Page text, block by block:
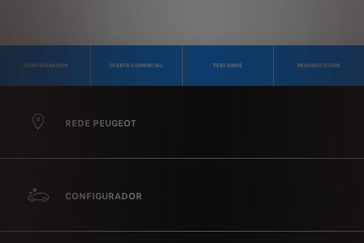
CONFIGURADOR OFERTA COMERCIAL TEST DRIVE PEUGEOT STORE
REDE PEUGEOT
CONFIGURADOR